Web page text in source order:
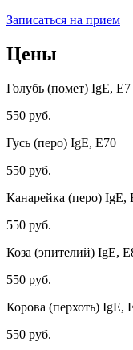
Записаться на прием
Цены
Голубь (помет) IgE, E7
550 руб.
Гусь (перо) IgE, E70
550 руб.
Канарейка (перо) IgE,
550 руб.
Коза (эпителий) IgE,
550 руб.
Корова (перхоть) IgE,
550 руб.